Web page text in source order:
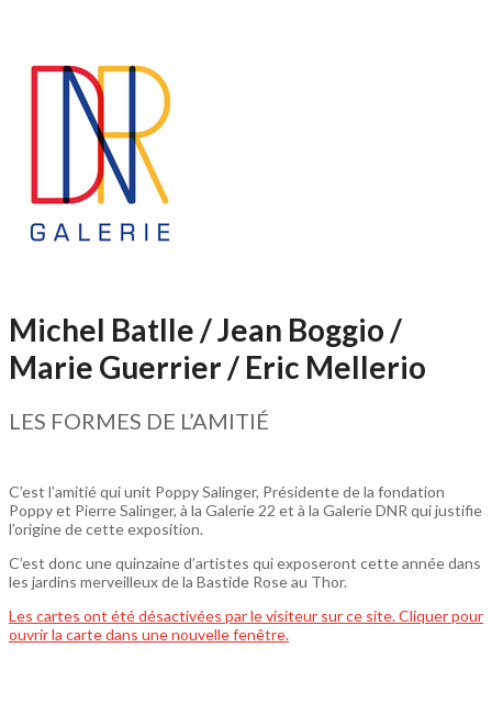
Michel Batlle / Jean Boggio /
Marie Guerrier / Eric Mellerio
LES FORMES DE L’AMITIÉ
C’est l’amitié qui unit Poppy Salinger, Présidente de la fondation
Poppy et Pierre Salinger, à la Galerie 22 et à la Galerie DNR qui justifie
l’origine de cette exposition.
C’est donc une quinzaine d’artistes qui exposeront cette année dans
les jardins merveilleux de la Bastide Rose au Thor.
Les cartes ont été désactivées par le visiteur sur ce site. Cliquer pour
ouvrir la carte dans une nouvelle fenêtre.